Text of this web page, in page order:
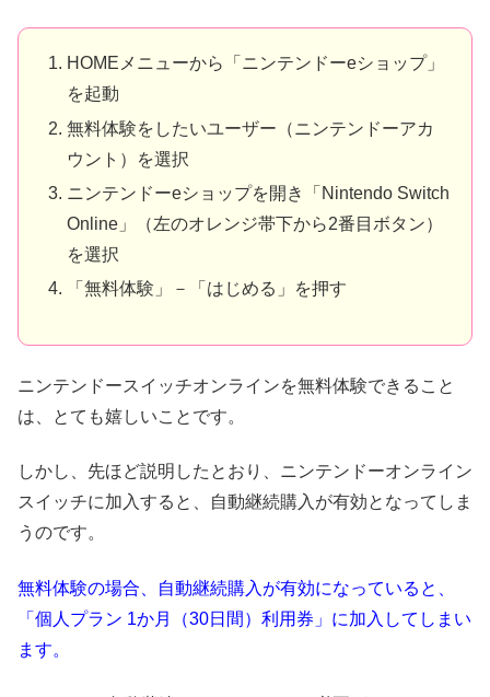
HOMEメニューから「ニンテンドーeショップ」
を起動
無料体験をしたいユーザー（ニンテンドーアカ
ウント）を選択
ニンテンドーeショップを開き「Nintendo Switch
Online」（左のオレンジ帯下から2番目ボタン）
を選択
「無料体験」－「はじめる」を押す
ニンテンドースイッチオンラインを無料体験できること
は、とても嬉しいことです。
しかし、先ほど説明したとおり、ニンテンドーオンライン
スイッチに加入すると、自動継続購入が有効となってしま
うのです。
無料体験の場合、自動継続購入が有効になっていると、
「個人プラン 1か月（30日間）利用券」に加入してしまい
ます。